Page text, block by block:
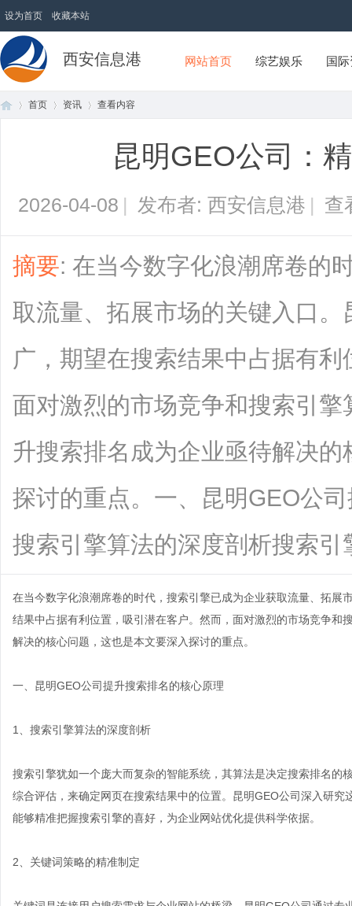
设为首页 收藏本站
西安信息港 网站首页 综艺娱乐 国
首页 资讯 查看内容
昆明GEO公司：
2026-04-08 | 发布者: 西安信息港 | 查
摘要: 在当今数字化浪潮席卷的
取流量、拓展市场的关键入口
广，期望在搜索结果中占据有
面对激烈的市场竞争和搜索引
升搜索排名成为企业亟待解决
探讨的重点。一、昆明GEO公
搜索引擎算法的深度剖析搜索引
在当今数字化浪潮席卷的时代，搜索引擎已成为企业获取流量、拓展
结果中占据有利位置，吸引潜在客户。然而，面对激烈的市场竞争和
解决的核心问题，这也是本文要深入探讨的重点。
一、 昆明GEO公司提升搜索排名的核心原理
1、搜索引擎算法的深度剖析
搜索引擎犹如一个庞大而复杂的智能系统，其算法是决定搜索排名的
综合评估，来确定网页在搜索结果中的位置。昆明GEO公司深入研
能够精准把握搜索引擎的喜好，为企业网站优化提供科学依据。
2、关键词策略的精准制定